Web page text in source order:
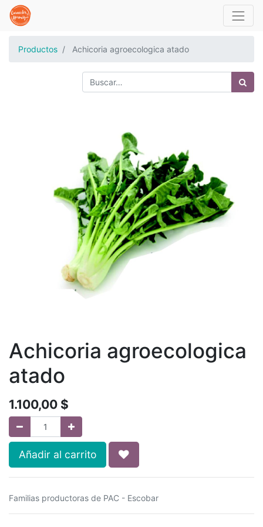
Productos Achicoria agroecologica atado
Achicoria agroecologica
atado
1.100,00 $
Añadir al carrito
Familias productoras de PAC - Escobar